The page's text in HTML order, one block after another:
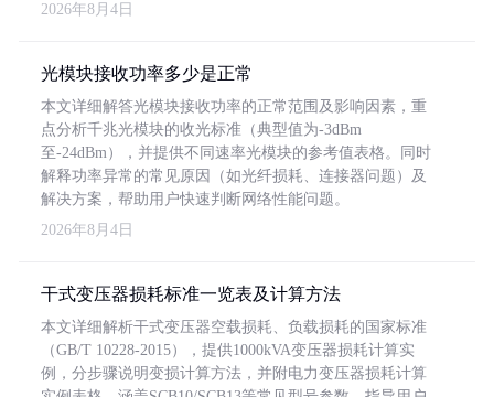
2026年8月4日
光模块接收功率多少是正常
本文详细解答光模块接收功率的正常范围及影响因素，重
点分析千兆光模块的收光标准（典型值为-3dBm
至-24dBm），并提供不同速率光模块的参考值表格。同时
解释功率异常的常见原因（如光纤损耗、连接器问题）及
解决方案，帮助用户快速判断网络性能问题。
2026年8月4日
干式变压器损耗标准一览表及计算方法
本文详细解析干式变压器空载损耗、负载损耗的国家标准
（GB/T 10228-2015），提供1000kVA变压器损耗计算实
例，分步骤说明变损计算方法，并附电力变压器损耗计算